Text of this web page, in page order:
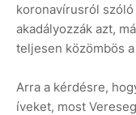
koronavírusról
akadályozzák azt,
teljesen közömbös
Arra a kérdésre,
íveket, most